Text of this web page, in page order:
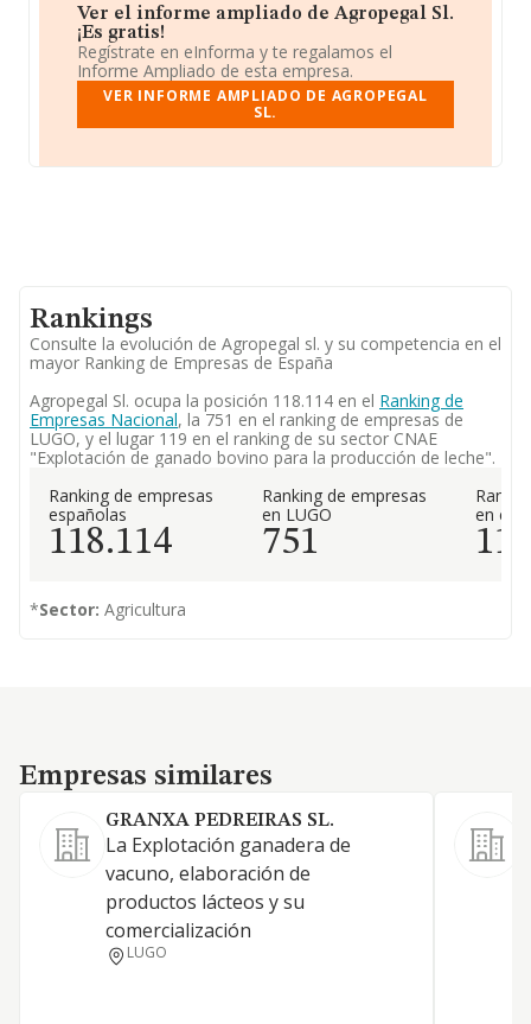
Ver el informe ampliado de Agropegal Sl.
¡Es gratis!
Regístrate en eInforma y te regalamos el
Informe Ampliado de esta empresa.
VER INFORME AMPLIADO DE AGROPEGAL
SL.
Rankings
Consulte la evolución de Agropegal sl. y su competencia en el
mayor Ranking de Empresas de España
Agropegal Sl. ocupa la posición 118.114 en el Ranking de
Empresas Nacional, la 751 en el ranking de empresas de
LUGO, y el lugar 119 en el ranking de su sector CNAE
"Explotación de ganado bovino para la producción de leche".
Ranking de empresas
españolas
118.114
Ranking de empresas
en LUGO
751
en el
119
*Sector: Agricultura
Empresas similares
Empresas similares
GRANXA PEDREIRAS SL.
La Explotación ganadera de
vacuno, elaboración de
productos lácteos y su
comercialización
LUGO